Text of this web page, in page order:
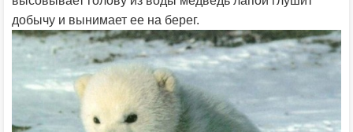
добычу и вынимает ее на берег.